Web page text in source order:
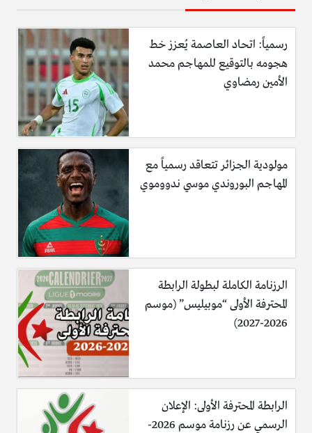
رسمياً: اتحاد العاصمة يُعزز خط
هجومه بالتوقيع للمهاجم محمد
الأمين رمضاوي
مولودية الجزائر تتعاقد رسمياً مع
المهاجم البوروندي موسي ندووموي
الرزنامة الكاملة لبطولة الرابطة
المحترفة الأولى “موبيليس” (موسم
2026-2027)
الرابطة المحترفة الأولى: الإعلان
الرسمي عن رزنامة موسم 2026-